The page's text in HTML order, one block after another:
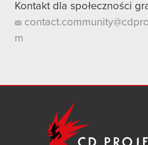
Kontakt dla społeczności
m